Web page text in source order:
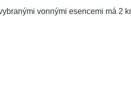
vonnými esencemi má 2